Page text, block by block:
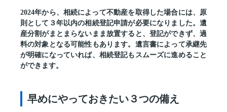
2024年から、相続によって不動産を取得した場合には、原
則として３年以内の相続登記申請が必要になりました。遺
産分割がまとまらないまま放置すると、登記ができず、過
料の対象となる可能性もあります。遺言書によって承継先
が明確になっていれば、相続登記もスムーズに進めること
ができます。
早めにやっておきたい３つの備え